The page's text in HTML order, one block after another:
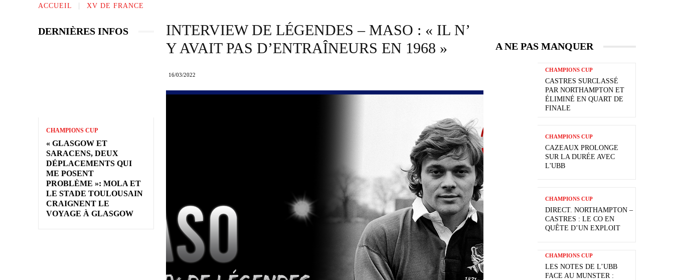
ACCUEIL XV DE FRANCE
DERNIÈRES INFOS
CHAMPIONS CUP
« GLASGOW ET
SARACENS, DEUX
DÉPLACEMENTS QUI
ME POSENT
PROBLÈME »: MOLA ET
LE STADE TOULOUSAIN
CRAIGNENT LE
VOYAGE À GLASGOW
INTERVIEW DE LÉGENDES – MASO : « IL N’
Y AVAIT PAS D’ENTRAÎNEURS EN 1968 »
16/03/2022
A NE PAS MANQUER
CHAMPIONS CUP
CASTRES SURCLASSÉ
PAR NORTHAMPTON ET
ÉLIMINÉ EN QUART DE
FINALE
CHAMPIONS CUP
CAZEAUX PROLONGE
SUR LA DURÉE AVEC
L'UBB
CHAMPIONS CUP
DIRECT. NORTHAMPTON –
CASTRES : LE CO EN
QUÊTE D’UN EXPLOIT
CHAMPIONS CUP
LES NOTES DE L’UBB
FACE AU MUNSTER :